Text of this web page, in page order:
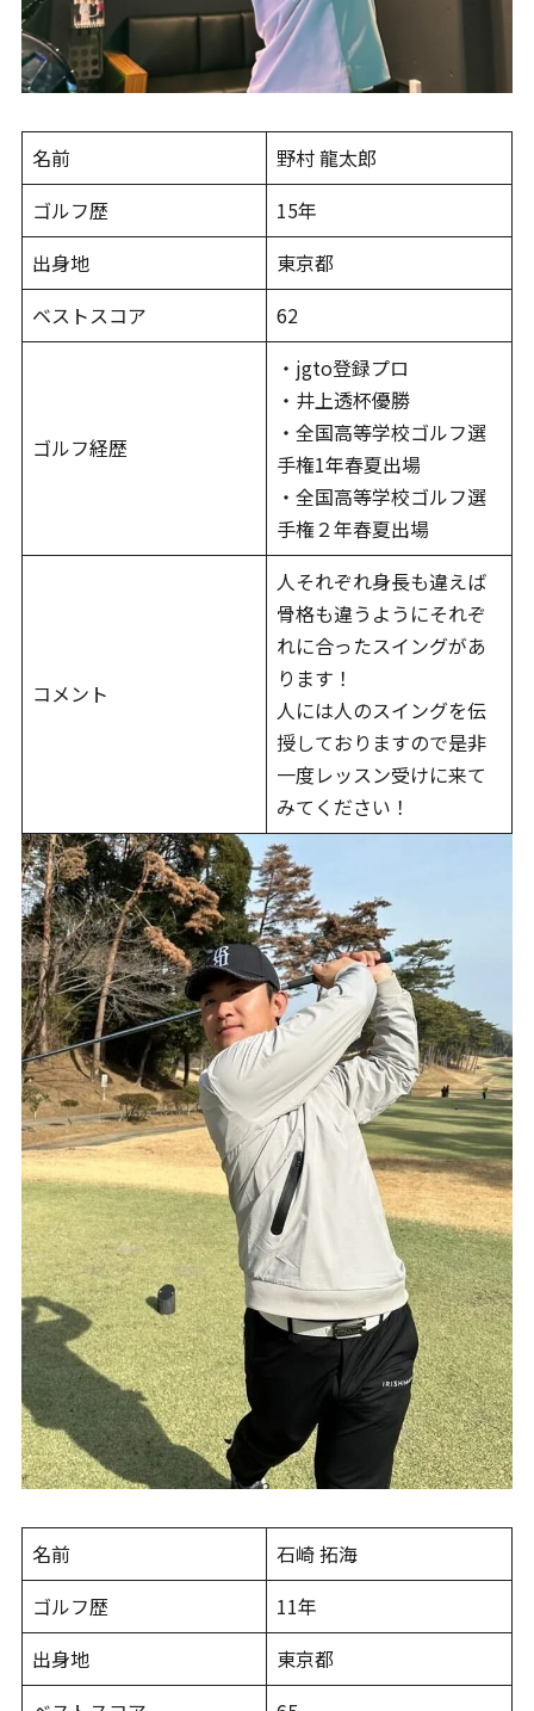
名前
野村 龍太郎
ゴルフ歴
15年
出身地
東京都
ベストスコア
62
ゴルフ経歴
・jgto登録プロ
・井上透杯優勝
・全国高等学校ゴルフ選
手権1年春夏出場
・全国高等学校ゴルフ選
手権２年春夏出場
コメント
人それぞれ身長も違えば
骨格も違うようにそれぞ
れに合ったスイングがあ
ります！
人には人のスイングを伝
授しておりますので是非
一度レッスン受けに来て
みてください！
名前
石崎 拓海
ゴルフ歴
11年
出身地
東京都